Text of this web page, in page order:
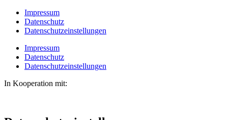
Impressum
Datenschutz
Datenschutzeinstellungen
Impressum
Datenschutz
Datenschutzeinstellungen
In Kooperation mit: